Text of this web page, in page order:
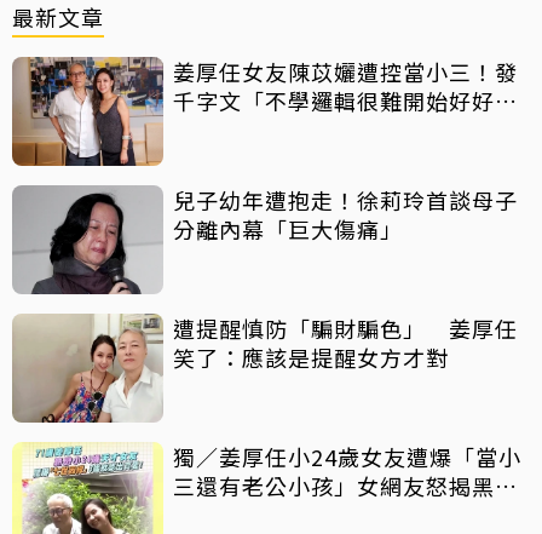
最新文章
姜厚任女友陳苡孋遭控當小三！發
千字文「不學邏輯很難開始好好
兒子幼年遭抱走！徐莉玲首談母子
分離內幕「巨大傷痛」
遭提醒慎防「騙財騙色」 姜厚任
笑了：應該是提醒女方才對
獨／姜厚任小24歲女友遭爆「當小
三還有老公小孩」女網友怒揭黑歷